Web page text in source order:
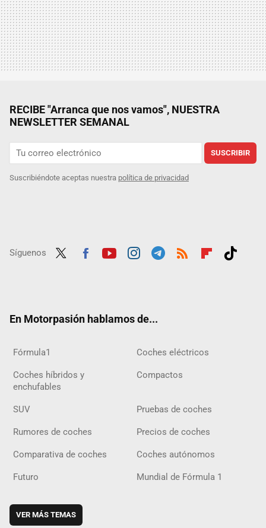
RECIBE "Arranca que nos vamos", NUESTRA
NEWSLETTER SEMANAL
SUSCRIBIR
Suscribiéndote aceptas nuestra política de privacidad
Síguenos
En Motorpasión hablamos de...
Fórmula1 Coches eléctricos
Coches híbridos y
enchufables
Compactos
SUV Pruebas de coches
Rumores de coches Precios de coches
Comparativa de coches Coches autónomos
Futuro Mundial de Fórmula 1
VER MÁS TEMAS